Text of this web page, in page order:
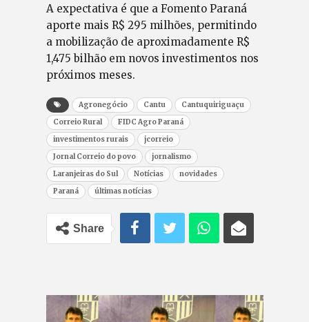
A expectativa é que a Fomento Paraná
aporte mais R$ 295 milhões, permitindo
a mobilização de aproximadamente R$
1,475 bilhão em novos investimentos nos
próximos meses.
Agronegócio Cantu
Cantuquiriguaçu
Correio Rural
FIDC Agro Paraná
investimentos rurais
jcorreio
Jornal Correio do povo
jornalismo
Laranjeiras do Sul
Notícias
novidades
Paraná
últimas notícias
Share